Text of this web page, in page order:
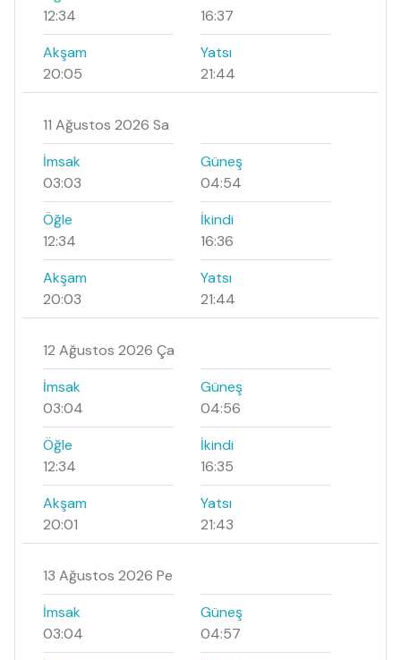
12:34
16:37
Akşam
20:05
Yatsı
21:44
11 Ağustos 2026 Sa
İmsak
03:03
Güneş
04:54
Öğle
12:34
İkindi
16:36
Akşam
20:03
Yatsı
21:44
12 Ağustos 2026 Ça
İmsak
03:04
Güneş
04:56
Öğle
12:34
İkindi
16:35
Akşam
20:01
Yatsı
21:43
13 Ağustos 2026 Pe
İmsak
03:04
Güneş
04:57